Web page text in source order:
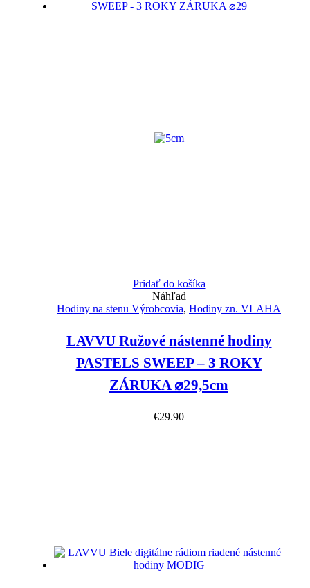
Pridať do košíka
Náhľad
Hodiny na stenu Výrobcovia, Hodiny zn. VLAHA
LAVVU Ružové nástenné hodiny
PASTELS SWEEP – 3 ROKY
ZÁRUKA ⌀29,5cm
€29.90